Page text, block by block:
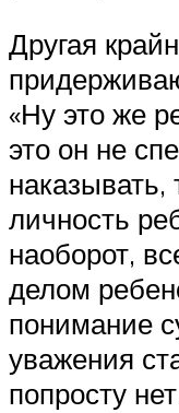
Другая
«Ну это же
это он не
личность
наоборот,
делом
понимание
уважения
попросту